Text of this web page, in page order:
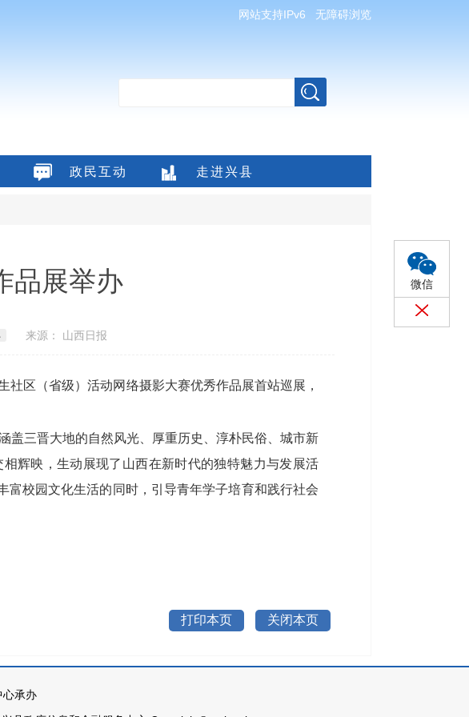
微信
无障碍浏览
网站支持IPv6
政民互动 走进兴县
品展举办
来源： 山西日报
区（省级）活动网络摄影大赛优秀作品展首站巡展，
盖三晋大地的自然风光、厚重历史、淳朴民俗、城市新
辉映，生动展现了山西在新时代的独特魅力与发展活
校园文化生活的同时，引导青年学子培育和践行社会
打印本页 关闭本页
心承办